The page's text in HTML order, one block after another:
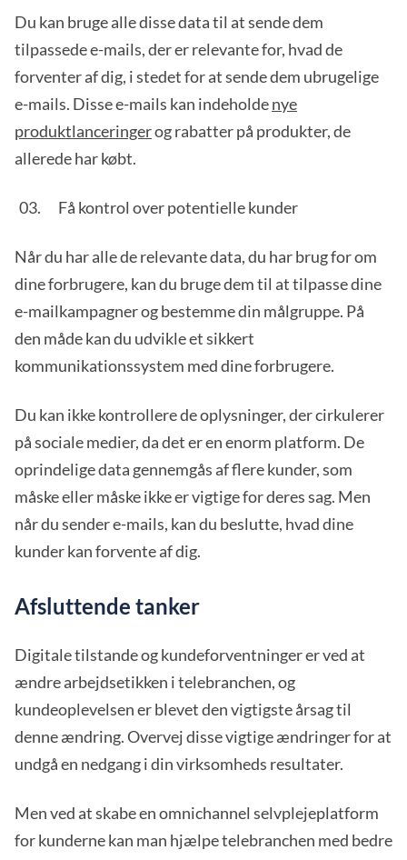
Du kan bruge alle disse data til at sende dem
tilpassede e-mails, der er relevante for, hvad de
forventer af dig, i stedet for at sende dem ubrugelige
e-mails. Disse e-mails kan indeholdenye
produktlanceringerog rabatter på produkter, de
allerede har købt.
Få kontrol over potentielle kunder
Når du har alle de relevante data, du har brug for om
dine forbrugere, kan du bruge dem til at tilpasse dine
e-mailkampagner og bestemme din målgruppe. På
den måde kan du udvikle et sikkert
kommunikationssystem med dine forbrugere.
Du kan ikke kontrollere de oplysninger, der cirkulerer
på sociale medier, da det er en enorm platform. De
oprindelige data gennemgås af flere kunder, som
måske eller måske ikke er vigtige for deres sag. Men
når du sender e-mails, kan du beslutte, hvad dine
kunder kan forvente af dig.
Afsluttende tanker
Digitale tilstande og kundeforventninger er ved at
ændre arbejdsetikken i telebranchen, og
kundeoplevelsen er blevet den vigtigste årsag til
denne ændring. Overvej disse vigtige ændringer for at
undgå en nedgang i din virksomheds resultater.
Men ved at skabe en omnichannel selvplejeplatform
for kunderne kan man hjælpe telebranchen med bedre